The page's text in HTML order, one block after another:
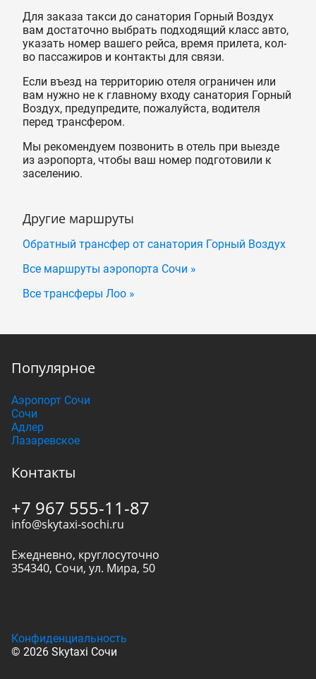
Для заказа такси до санатория Горный Воздух
вам достаточно выбрать подходящий класс авто,
указать номер вашего рейса, время прилета, кол-
во пассажиров и контакты для связи.
Если въезд на территорию отеля ограничен или
вам нужно не к главному входу санатория Горный
Воздух, предупредите, пожалуйста, водителя
перед трансфером.
Мы рекомендуем позвонить в отель при выезде
из аэропорта, чтобы ваш номер подготовили к
заселению.
Другие маршруты
Обратный трансфер от санатория Горный Воздух
Все маршруты аэропорта Сочи »
Все трансферы Лоо »
Популярное
Аэропорт Сочи
Сочи
Адлер
Лазаревское
Контакты
+7 967 555-11-87
info@skytaxi-sochi.ru
Ежедневно, круглосуточно
354340, Сочи, ул. Мира, 50
© 2026 Skytaxi Сочи
Конфиденциальность